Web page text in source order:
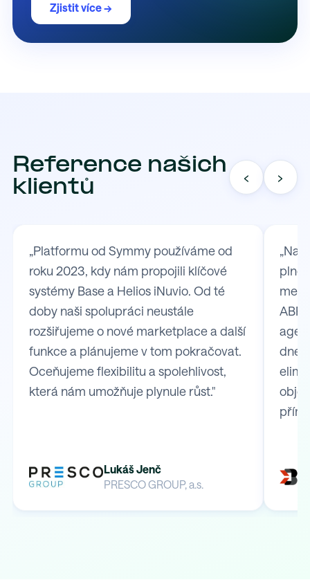
Zjistit více →
Reference našich
klientů
‹ ›
„Platformu od Symmy používáme od
roku 2023, kdy nám propojili klíčové
systémy Base a Helios iNuvio. Od té
doby naši spolupráci neustále
rozšiřujeme o nové marketplace a další
funkce a plánujeme v tom pokračovat.
Oceňujeme flexibilitu a spolehlivost,
která nám umožňuje plynule růst."
Lukáš Jenč
PRESCO GROUP, a.s.
„Na
plně
mezi
dnes